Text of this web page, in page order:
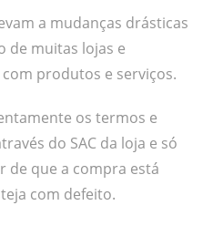
a mudanças drásticas
de muitas lojas e
produtos e serviços.
os termos e
do SAC da loja e só
de que a compra está
com defeito.